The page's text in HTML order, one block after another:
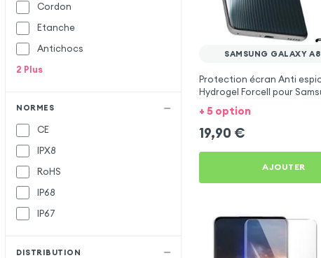
Cordon
Etanche
Antichocs
2 Plus
NORMES
CE
IPX8
RoHS
IP68
IP67
DISTRIBUTION
SAMSUNG GALAXY
Protection écran Anti
Hydrogel Forcell pour
Galaxy A8 2018
+ 5 option
19,90 €
AJOUTER